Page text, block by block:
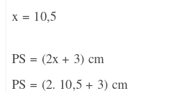
x = 10,5
PS = (2x + 3) cm
PS = (2. 10,5 + 3) cm